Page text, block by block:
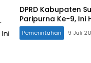
DPRD Kabupaten
Paripurna Ke-9, Ini
Pemerintahan 9 Juli